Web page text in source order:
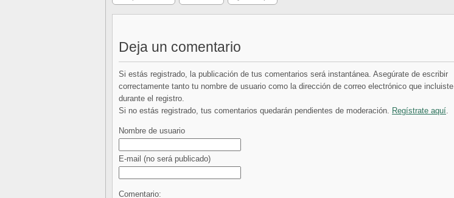
Deja un comentario
Si estás registrado, la publicación de tus comentarios será instantánea. Asegúrate de escribir
correctamente tanto tu nombre de usuario como la dirección de correo electrónico que incluiste
durante el registro.
Si no estás registrado, tus comentarios quedarán pendientes de moderación. Regístrate aquí.
Nombre de usuario
E-mail (no será publicado)
Comentario: